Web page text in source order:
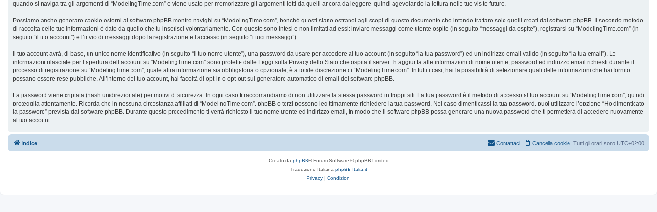
quando si naviga tra gli argomenti di “ModelingTime.com” e viene usato per memorizzare gli argomenti letti da quelli ancora da leggere, quindi agevolando la lettura nelle tue visite future.
Possiamo anche generare cookie esterni al software phpBB mentre navighi su “ModelingTime.com”, benché questi siano estranei agli scopi di questo documento che intende trattare solo quelli creati dal software phpBB. Il secondo metodo
di raccolta delle tue informazioni è dato da quello che tu inserisci volontariamente. Con questo sono intesi e non limitati ad essi: inviare messaggi come utente ospite (in seguito “messaggi da ospite”), registrarsi su “ModelingTime.com” (in
seguito “il tuo account”) e l’invio di messaggi dopo la registrazione e l’accesso (in seguito “i tuoi messaggi”).
Il tuo account avrà, di base, un unico nome identificativo (in seguito “il tuo nome utente”), una password da usare per accedere al tuo account (in seguito “la tua password”) ed un indirizzo email valido (in seguito “la tua email”). Le
informazioni rilasciate per l’apertura dell’account su “ModelingTime.com” sono protette dalle Leggi sulla Privacy dello Stato che ospita il server. In aggiunta alle informazioni di nome utente, password ed indirizzo email richiesti durante il
processo di registrazione su “ModelingTime.com”, quale altra informazione sia obbligatoria o opzionale, è a totale discrezione di “ModelingTime.com”. In tutti i casi, hai la possibilità di selezionare quali delle informazioni che hai fornito
possano essere rese pubbliche. All’interno del tuo account, hai facoltà di opt-in o opt-out sul generatore automatico di email del software phpBB.
La password viene criptata (hash unidirezionale) per motivi di sicurezza. In ogni caso ti raccomandiamo di non utilizzare la stessa password in troppi siti. La tua password è il metodo di accesso al tuo account su “ModelingTime.com”, quindi
proteggila attentamente. Ricorda che in nessuna circostanza affiliati di “ModelingTime.com”, phpBB o terzi possono legittimamente richiedere la tua password. Nel caso dimenticassi la tua password, puoi utilizzare l’opzione “Ho dimenticato
la password” prevista dal software phpBB. Durante questo procedimento ti verrà richiesto il tuo nome utente ed indirizzo email, in modo che il software phpBB possa generare una nuova password che ti permetterà di accedere nuovamente
al tuo account.
Indice Tutti gli orari sono UTC+02:00
Cancella cookie
Contattaci
Creato da phpBB® Forum Software © phpBB Limited
Traduzione Italiana phpBB-Italia.it
Privacy | Condizioni